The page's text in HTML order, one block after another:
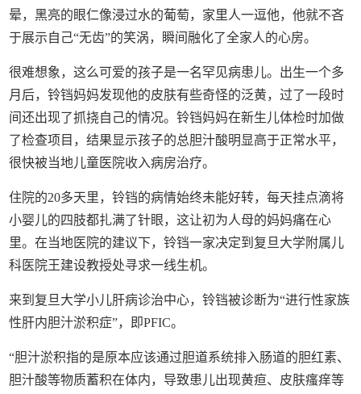
晕，黑亮的眼仁像浸过水的葡萄，家里人一逗他，他就不吝
于展示自己“无齿”的笑涡，瞬间融化了全家人的心房。
很难想象，这么可爱的孩子是一名罕见病患儿。出生一个多
月后，铃铛妈妈发现他的皮肤有些奇怪的泛黄，过了一段时
间还出现了抓挠自己的情况。铃铛妈妈在新生儿体检时加做
了检查项目，结果显示孩子的总胆汁酸明显高于正常水平，
很快被当地儿童医院收入病房治疗。
住院的20多天里，铃铛的病情始终未能好转，每天挂点滴将
小婴儿的四肢都扎满了针眼，这让初为人母的妈妈痛在心
里。在当地医院的建议下，铃铛一家决定到复旦大学附属儿
科医院王建设教授处寻求一线生机。
来到复旦大学小儿肝病诊治中心，铃铛被诊断为“进行性家族
性肝内胆汁淤积症”，即PFIC。
“胆汁淤积指的是原本应该通过胆道系统排入肠道的胆红素、
胆汁酸等物质蓄积在体内，导致患儿出现黄疸、皮肤瘙痒等